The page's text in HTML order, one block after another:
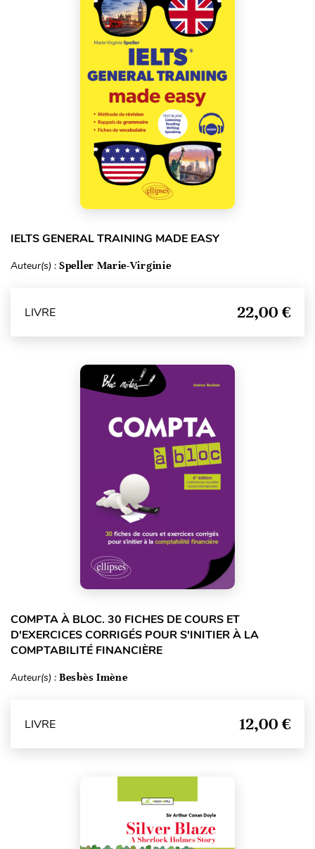
IELTS GENERAL TRAINING MADE EASY
Auteur(s) : Speller Marie-Virginie
LIVRE 22,00 €
COMPTA À BLOC. 30 FICHES DE COURS ET
D'EXERCICES CORRIGÉS POUR S'INITIER À LA
COMPTABILITÉ FINANCIÈRE
Auteur(s) : Besbès Imène
LIVRE 12,00 €